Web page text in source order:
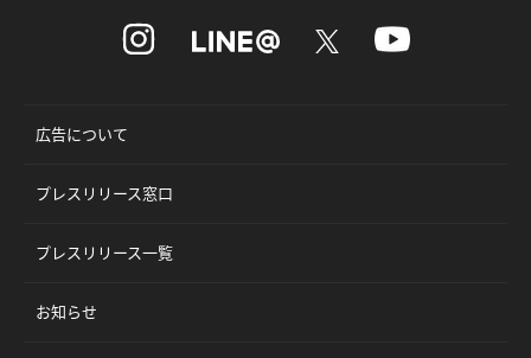
広告について
プレスリリース窓口
プレスリリース一覧
お知らせ